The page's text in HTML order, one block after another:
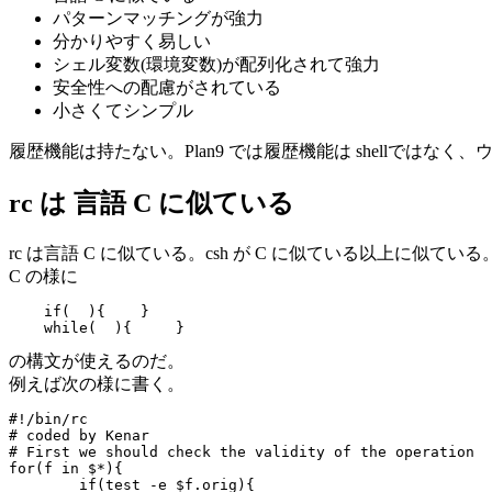
パターンマッチングが強力
分かりやすく易しい
シェル変数(環境変数)が配列化されて強力
安全性への配慮がされている
小さくてシンプル
履歴機能は持たない。Plan9 では履歴機能は shellではなく、
rc は 言語 C に似ている
rc は言語 C に似ている。csh が C に似ている以上に似ている。
C の様に
if(  ){    }
の構文が使えるのだ。
例えば次の様に書く。
#!/bin/rc
# coded by Kenar
# First we should check the validity of the operation
for(f in $*){